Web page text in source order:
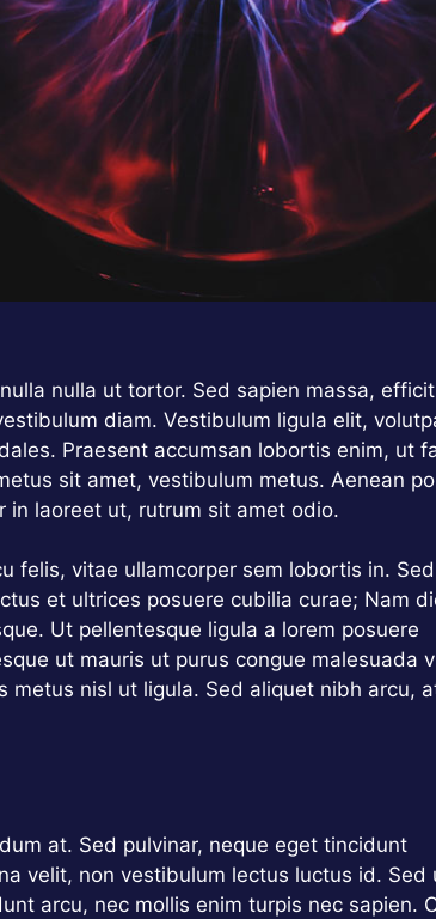
nulla ut tortor. Sed sapien massa,
diam. Vestibulum ligula elit,
Praesent accumsan lobortis enim, ut
sit amet, vestibulum metus. Aenean
laoreet ut, rutrum sit amet odio.
felis, vitae ullamcorper sem lobortis in. Sed
et ultrices posuere cubilia curae; Nam
Ut pellentesque ligula a lorem posuere
ut mauris ut purus congue malesuada
metus nisl ut ligula. Sed aliquet nibh arcu,
at. Sed pulvinar, neque eget tincidunt
velit, non vestibulum lectus luctus id. Sed
arcu, nec mollis enim turpis nec sapien.